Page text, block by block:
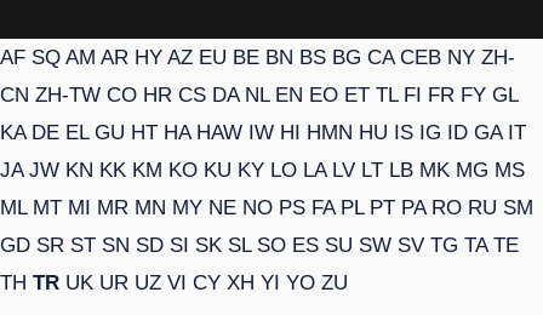
AF SQ AM AR HY AZ EU BE BN BS BG CA CEB NY ZH-
CN ZH-TW CO HR CS DA NL EN EO ET TL FI FR FY GL
KA DE EL GU HT HA HAW IW HI HMN HU IS IG ID GA IT
JA JW KN KK KM KO KU KY LO LA LV LT LB MK MG MS
ML MT MI MR MN MY NE NO PS FA PL PT PA RO RU SM
GD SR ST SN SD SI SK SL SO ES SU SW SV TG TA TE
TH TR UK UR UZ VI CY XH YI YO ZU